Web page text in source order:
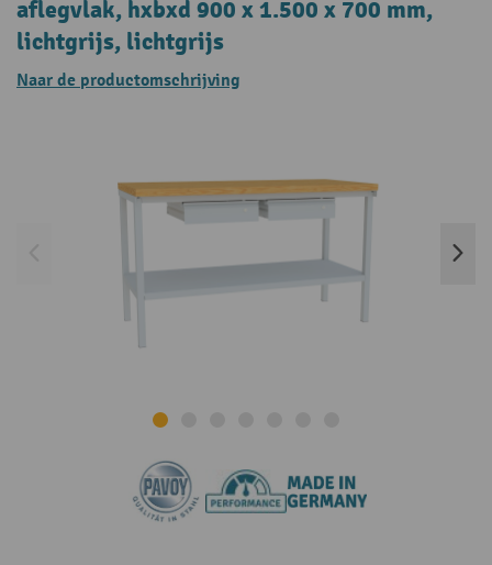
aflegvlak, hxbxd 900 x 1.500 x 700 mm,
lichtgrijs, lichtgrijs
Naar de productomschrijving